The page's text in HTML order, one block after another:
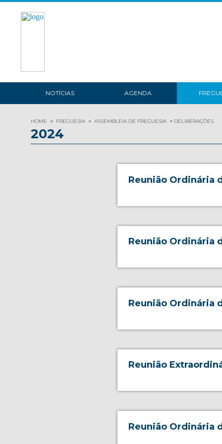
NOTÍCIAS AGENDA
HOME FREGUESIA ASSEMBLEIA DE FREGUESIA DELIBERAÇÕES
2024
Reunião Ordinária
Reunião Ordinária
Reunião Ordinária
Reunião
Reunião Ordinária